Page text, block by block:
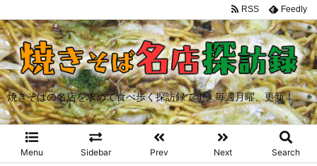
焼きそばの名店を求めて食べ歩く探訪録です。毎週月曜、更新！
Menu Sidebar Prev Next Search
RSS Feedly